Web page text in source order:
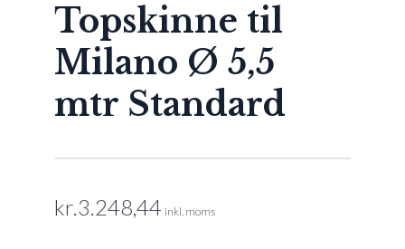
Topskinne til
Milano Ø 5,5
mtr Standard
kr. 3.248,44 inkl. moms